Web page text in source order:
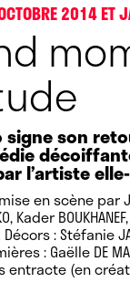
2014 ET
signe son
l’artiste
en scène par
Kader
Décors : Stéfanie
: Gaëlle DE
entracte (en